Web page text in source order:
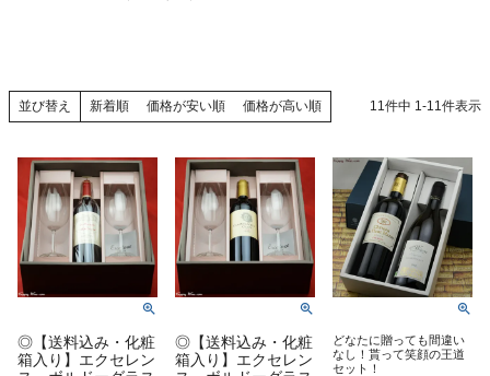
並び替え 新着順 価格が安い順 価格が高い順 11 件中 1 -11 件表示
◎【送料込み・化粧
箱入り】エクセレン
◎【送料込み・化粧
箱入り】エクセレン
どなたに贈っても間違い
なし！貰って笑顔の王道
セット！